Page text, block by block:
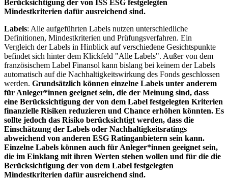
Berücksichtigung der von ISS ESG festgelegten
Mindestkriterien dafür ausreichend sind.
Labels: Alle aufgeführten Labels nutzen unterschiedliche
Definitionen, Mindestkriterien und Prüfungsverfahren. Ein
Vergleich der Labels in Hinblick auf verschiedene Gesichtspunkte
befindet sich hinter dem Klickfeld "Alle Labels". Außer von dem
französischem Label Finansol kann bislang bei keinem der Labels
automatisch auf die Nachhaltigkeitswirkung des Fonds geschlossen
werden. Grundsätzlich können einzelne Labels unter anderem
für Anleger*innen geeignet sein, die der Meinung sind, dass
eine Berücksichtigung der von dem Label festgelegten Kriterien
finanzielle Risiken reduzieren und Chance erhöhen könnten. Es
sollte jedoch das Risiko berücksichtigt werden, dass die
Einschätzung der Labels oder Nachhaltigkeitsratings
abweichend von anderen ESG Ratinganbietern sein kann.
Einzelne Labels können auch für Anleger*innen geeignet sein,
die im Einklang mit ihren Werten stehen wollen und für die die
Berücksichtigung der von dem Label festgelegten
Mindestkriterien dafür ausreichend sind.